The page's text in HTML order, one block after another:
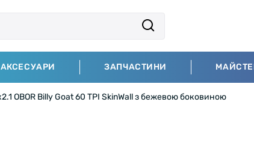
АКСЕСУАРИ ЗАПЧАСТИНИ
OBOR Billy Goat 60 TPI SkinWall з бежевою боковиною